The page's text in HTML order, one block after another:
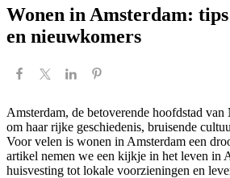
Wonen in Amsterdam:
en nieuwkomers
Amsterdam, de betoverende hoofdstad van
om haar rijke geschiedenis, bruisende
Voor velen is wonen in Amsterdam een
artikel nemen we een kijkje in het leven in
huisvesting tot lokale voorzieningen en